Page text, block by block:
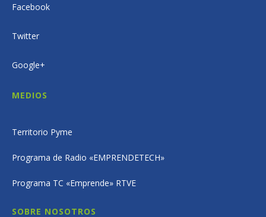
Facebook
Twitter
Google+
MEDIOS
Territorio Pyme
Programa de Radio «EMPRENDETECH»
Programa TC «Emprende» RTVE
SOBRE NOSOTROS